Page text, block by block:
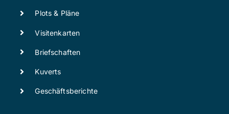
Plots & Pläne
Visitenkarten
Briefschaften
Kuverts
Geschäftsberichte